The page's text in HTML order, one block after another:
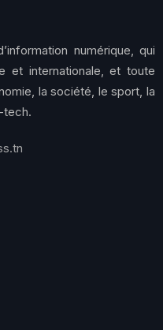
numérique, qui
et internationale, et toute
la société, le sport, la
tech.